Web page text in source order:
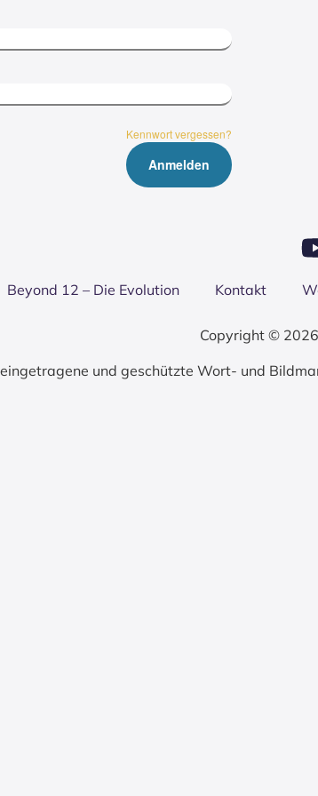
Kennwort vergessen?
Bey­ond 12 – Die Evo­lu­ti­on Kon­takt
Copyright ©
und geschützte Wort- und